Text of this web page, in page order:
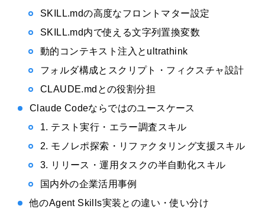
SKILL.mdの高度なフロントマター設定
SKILL.md内で使える文字列置換変数
動的コンテキスト注入とultrathink
フォルダ構成とスクリプト・フィクスチャ設計
CLAUDE.mdとの役割分担
Claude Codeならではのユースケース
1. テスト実行・エラー調査スキル
2. モノレポ探索・リファクタリング支援スキル
3. リリース・運用タスクの半自動化スキル
国内外の企業活用事例
他のAgent Skills実装との違い・使い分け